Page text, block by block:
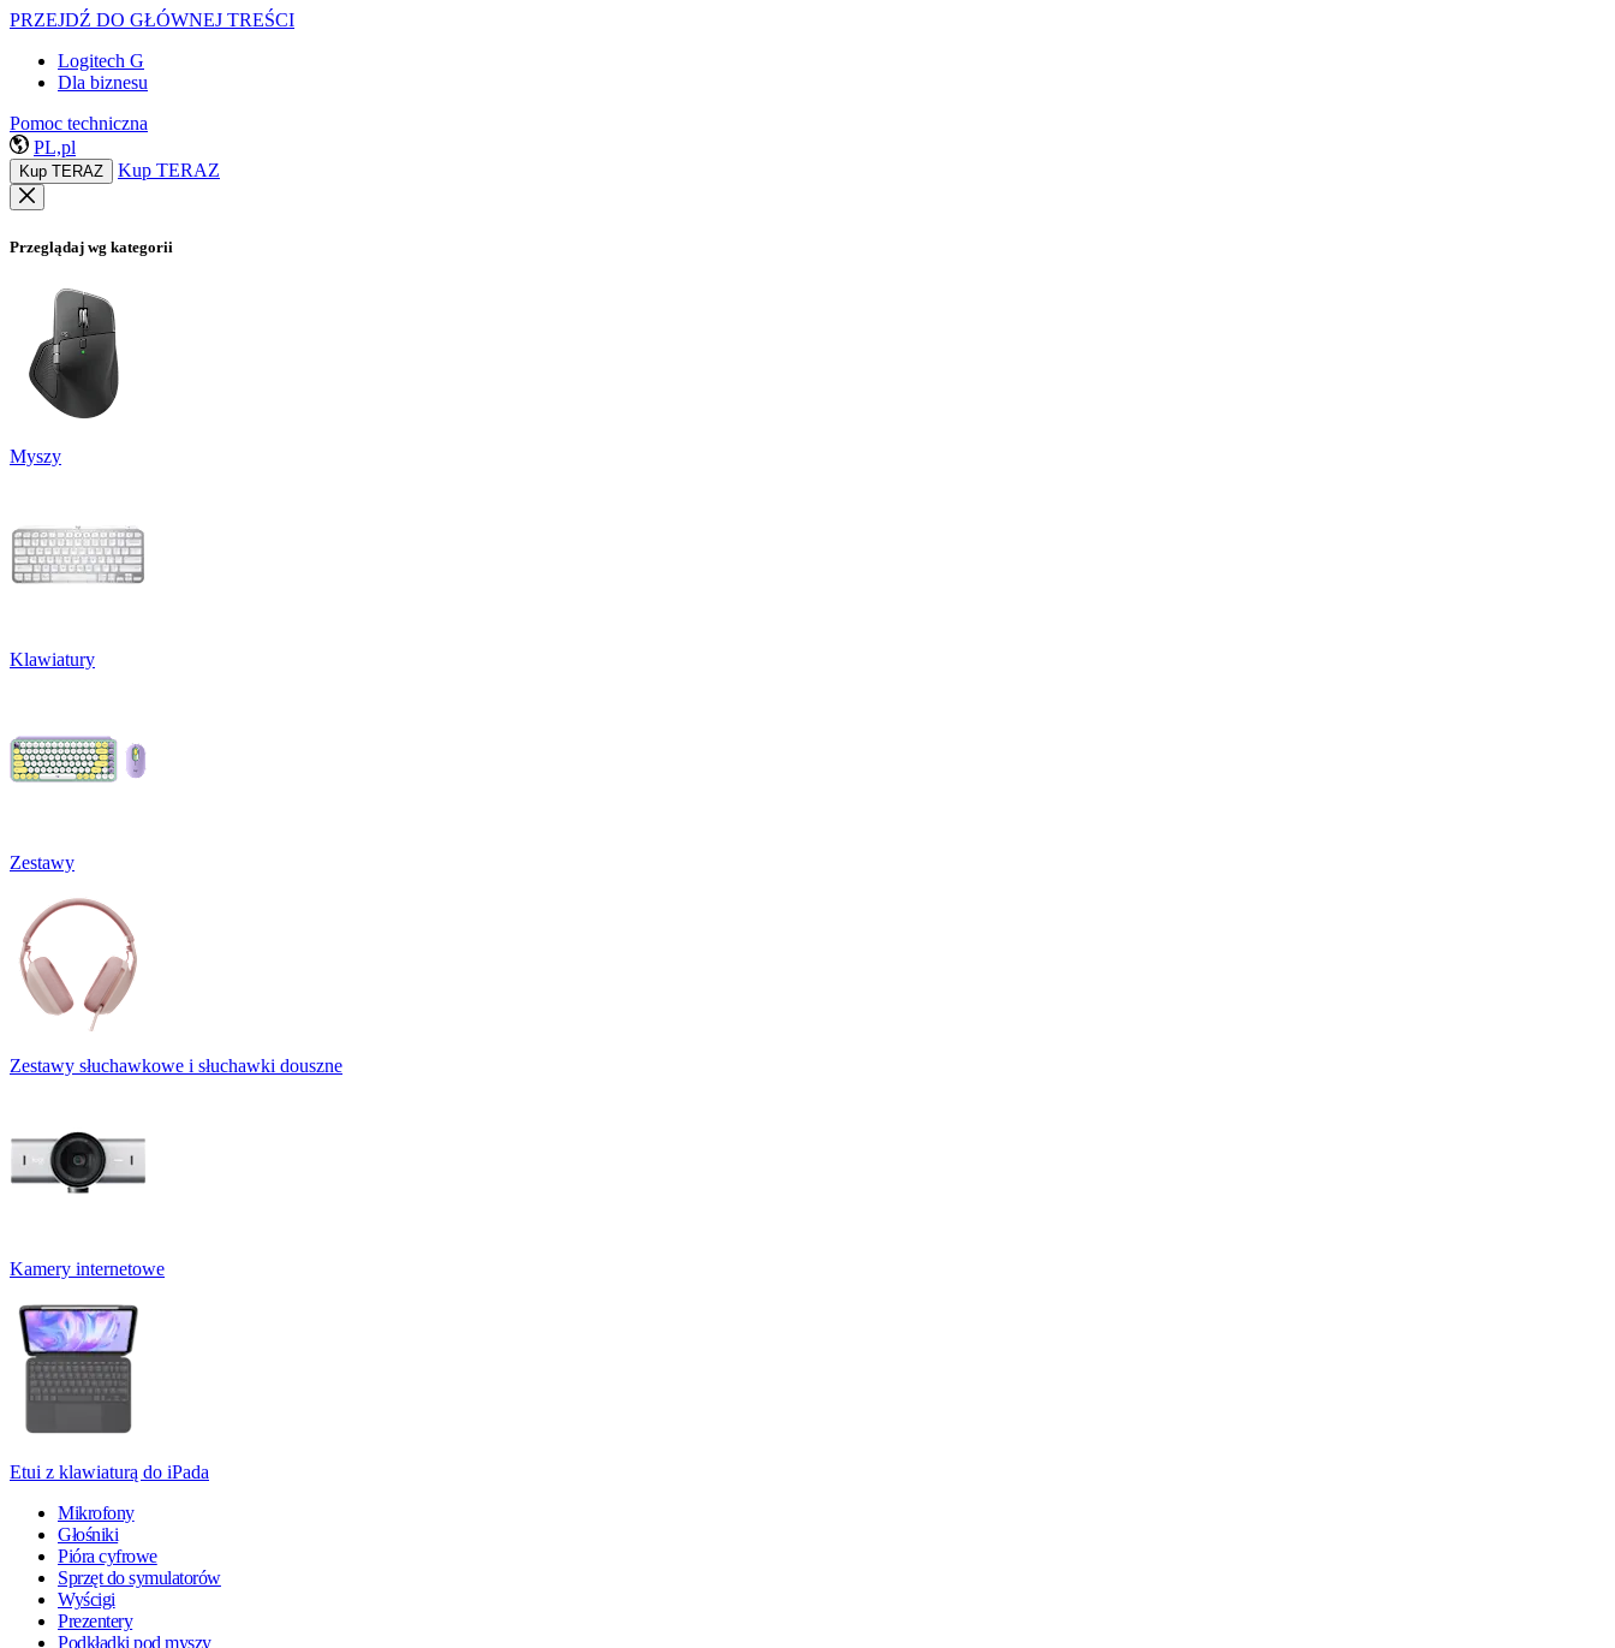
PRZEJDŹ DO GŁÓWNEJ TREŚCI
Logitech G
Dla biznesu
Pomoc techniczna
PL,pl
Kup TERAZ Kup TERAZ
Przeglądaj wg kategorii
Myszy
Klawiatury
Zestawy
Zestawy słuchawkowe i słuchawki douszne
Kamery internetowe
Etui z klawiaturą do iPada
Mikrofony
Głośniki
Pióra cyfrowe
Sprzęt do symulatorów
Wyścigi
Prezentery
Podkładki pod myszy